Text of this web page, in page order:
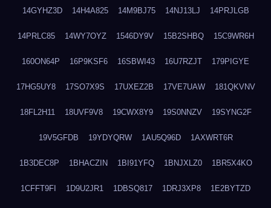
14GYHZ3D 14H4A825 14M9BJ75 14NJ13LJ 14PRJLGB
14PRLC85 14WY7OYZ 1546DY9V 15B2SHBQ 15C9WR6H
160ON64P 16P9KSF6 16SBWI43 16U7RZJT 179PIGYE
17HG5UY8 17SO7X9S 17UXEZ2B 17VE7UAW 181QKVNV
18FL2H11 18UVF9V8 19CWX8Y9 19S0NNZV 19SYNG2F
19V5GFDB 19YDYQRW 1AU5Q96D 1AXWRT6R
1B3DEC8P 1BHACZIN 1BI91YFQ 1BNJXLZ0 1BR5X4KO
1CFFT9FI 1D9U2JR1 1DBSQ817 1DRJ3XP8 1E2BYTZD